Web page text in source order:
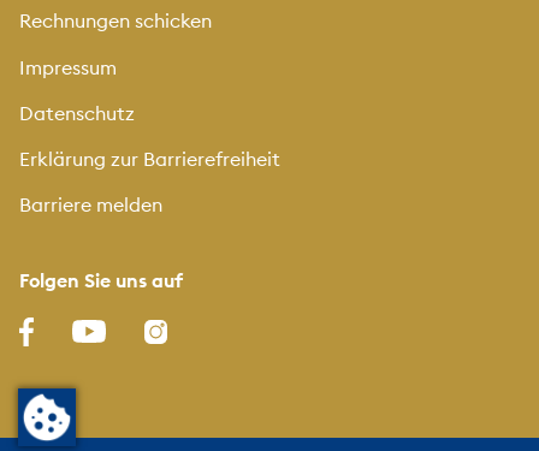
Rechnungen schicken
Impressum
Datenschutz
Erklärung zur Barrierefreiheit
Barriere melden
Folgen Sie uns auf